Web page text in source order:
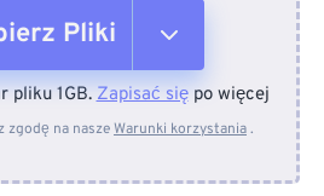
Pliki
urządzenia
pliku 1GB.Zapisać siępo więcej
zgodę na naszeWarunki korzystania.